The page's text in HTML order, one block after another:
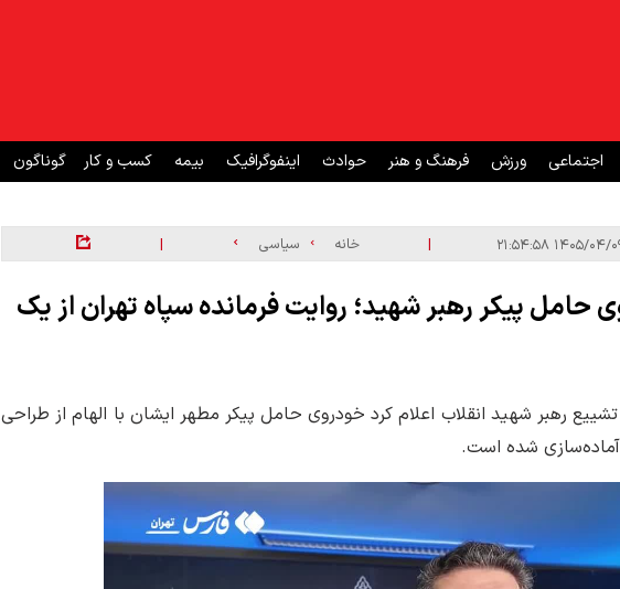
اجتماعی ورزش فرهنگ و هنر حوادث اینفوگرافیک بیمه کسب و کار گوناگون
| خانه سیاسی |
حامل پیکر رهبر شهید؛ روایت فرمانده سپاه تهران از یک
رهبر شهید انقلاب اعلام کرد خودروی حامل پیکر مطهر ایشان با الهام از طراحی
شده است.